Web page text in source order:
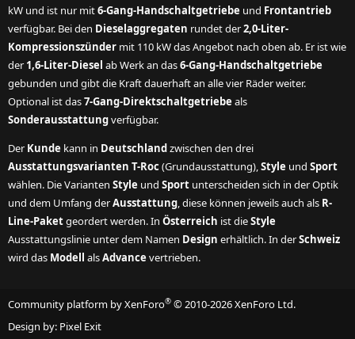
kW und ist nur mit6-Gang-Handschaltgetriebe und Frontantrieb
verfügbar. Bei den Dieselaggregaten rundet der2,0-Liter-
Kompressionszünder mit 110 kW das Angebot nach oben ab. Er ist wie
der 1,6-Liter-Diesel ab Werk an das6-Gang-Handschaltgetriebe
gebunden und gibt die Kraft dauerhaft an alle vier Räder weiter.
Optional ist das7-Gang-Direktschaltgetriebe als
Sonderausstattungverfügbar.
Der Kunde kann in Deutschlandzwischen den drei
Ausstattungsvarianten T-Roc(Grundausstattung),Style und Sport
wählen. Die Varianten Style und Sport unterscheiden sich in der Optik
und dem Umfang derAusstattung, diese können jeweils auch als R-
Line-Paketgeordert werden. In Österreich ist dieStyle
Ausstattungslinie unter dem Namen Design erhältlich. In derSchweiz
wird das Modell alsAdvance vertrieben.
Community platform by XenForo® © 2010-2026 XenForo Ltd.
Design by: Pixel Exit